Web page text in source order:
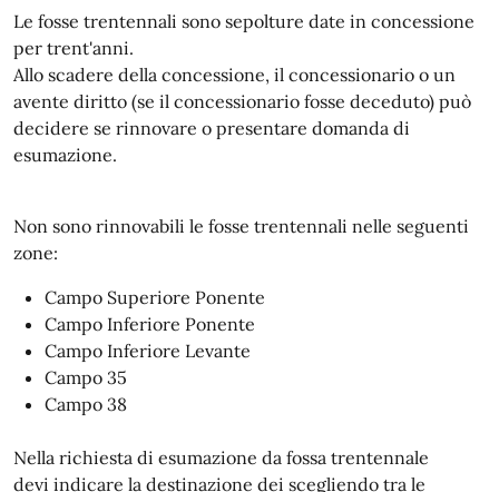
Le fosse trentennali sono sepolture date in concessione
per trent'anni.
Allo scadere della concessione, il concessionario o un
avente diritto (se il concessionario fosse deceduto) può
decidere se rinnovare o presentare domanda di
esumazione.
Non sono rinnovabili le fosse trentennali nelle seguenti
zone:
Campo Superiore Ponente
Campo Inferiore Ponente
Campo Inferiore Levante
Campo 35
Campo 38
Nella richiesta di esumazione da fossa trentennale
devi indicare la destinazione dei scegliendo tra le